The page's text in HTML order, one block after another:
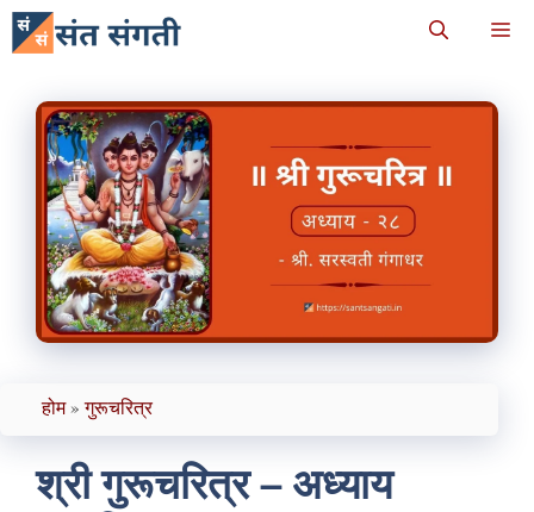
Skip
to
होम»गुरूचरित्र
श्री गुरूचरित्र – अध्याय